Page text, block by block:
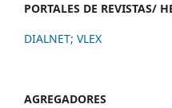
PORTALES DE REVISTAS/
DIALNET; VLEX
AGREGADORES